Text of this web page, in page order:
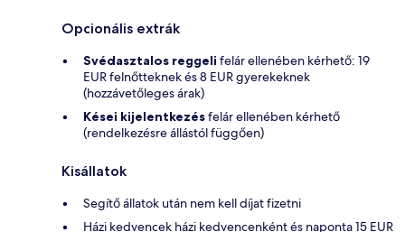
Opcionális extrák
Svédasztalos reggeli felár ellenében kérhető: 19
EUR felnőtteknek és 8 EUR gyerekeknek
(hozzávetőleges árak)
Kései kijelentkezésfelár ellenében kérhető
(rendelkezésre állástól függően)
Kisállatok
Segítő állatok után nem kell díjat fizetni
Házi kedvencek házi kedvencenként és naponta 15 EUR